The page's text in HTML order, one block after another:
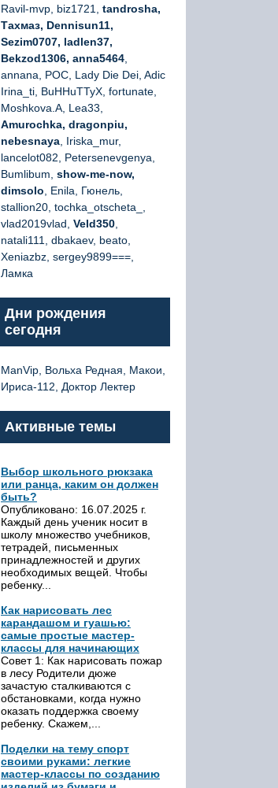
Ravil-mvp, biz1721, tandrosha,
Тахмаз, Dennisun11,
Sezim0707, ladlen37,
Bekzod1306, anna5464
annana, РОС, Lady Die Dei, Adic
Irina_ti, BuHHuTTyX, fortunate,
Moshkova.A, Lea33,
Amurochka, dragonpiu,
nebesnaya , Iriska_mur,
lancelot082, Petersenevgenya,
Bumlibum, show-me-now,
dimsolo , Enila, Гюнель,
stallion20, tochka_otscheta_,
vlad2019vlad, Veld350
natali111, dbakaev, beato,
Xeniazbz, sergey9899===,
Ламка
Дни рождения
сегодня
ManVip, Вольха Редная, Макои,
Ириса-112, Доктор Лектер
Активные темы
Выбор школьного рюкзака
или ранца, каким он должен
быть?
Опубликовано: 16.07.2025 г.
Каждый день ученик носит в
школу множество учебников,
тетрадей, письменных
принадлежностей и других
необходимых вещей. Чтобы
ребенку...
Как нарисовать лес
карандашом и гуашью:
самые простые мастер-
классы для начинающих
Совет 1: Как нарисовать пожар
в лесу Родители дюже
зачастую сталкиваются с
обстановками, когда нужно
оказать поддержка своему
ребенку. Скажем,...
Поделки на тему спорт
своими руками: легкие
мастер-классы по созданию